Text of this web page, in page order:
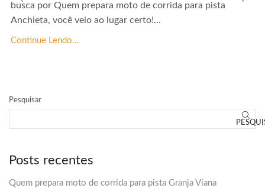
busca por Quem prepara moto de corrida para pista
Anchieta, você veio ao lugar certo!...
Continue Lendo...
Pesquisar
Posts recentes
Quem prepara moto de corrida para pista Granja Viana